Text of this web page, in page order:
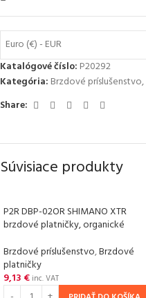
Euro (€) - EUR
Katalógové číslo: P20292
Kategória: Brzdové príslušenstvo,
Share:
Súvisiace produkty
P2R DBP-02OR SHIMANO XTR
brzdové platničky, organické
Brzdové príslušenstvo,Brzdové
platničky
9,13 € inc. VAT